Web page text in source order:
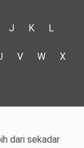
J K L
V W X
dari sekadar